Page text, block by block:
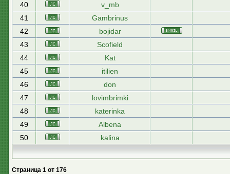
40
v_mb
41
Gambrinus
42
bojidar
43
Scofield
44
Kat
45
itilien
46
don
47
lovimbrimki
48
katerinka
49
Albena
50
kalina
Страница 1 от 176